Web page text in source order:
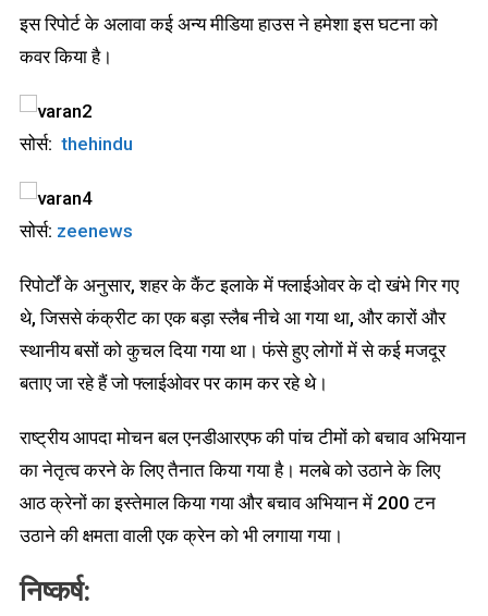
इस रिपोर्ट के अलावा कई अन्य मीडिया हाउस ने हमेशा इस घटना को
कवर किया है।
सोर्स: thehindu
सोर्स: zeenews
रिपोर्टों के अनुसार, शहर के कैंट इलाके में फ्लाईओवर के दो खंभे गिर गए
थे, जिससे कंक्रीट का एक बड़ा स्लैब नीचे आ गया था, और कारों और
स्थानीय बसों को कुचल दिया गया था। फंसे हुए लोगों में से कई मजदूर
बताए जा रहे हैं जो फ्लाईओवर पर काम कर रहे थे।
राष्ट्रीय आपदा मोचन बल एनडीआरएफ की पांच टीमों को बचाव अभियान
का नेतृत्व करने के लिए तैनात किया गया है। मलबे को उठाने के लिए
आठ क्रेनों का इस्तेमाल किया गया और बचाव अभियान में 200 टन
उठाने की क्षमता वाली एक क्रेन को भी लगाया गया।
निष्कर्ष: